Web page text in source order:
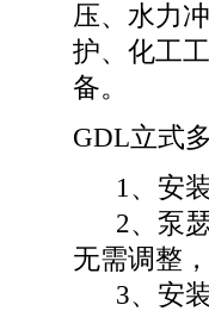
压、水力
护、化工
备。
GDL立式
1、安装
2、泵瑟
无需调整
3、安装